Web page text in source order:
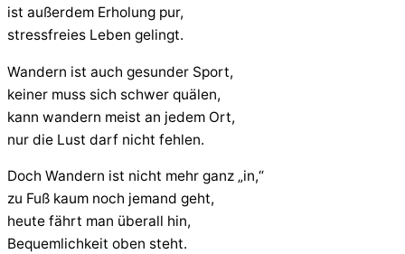
ist außerdem Erholung pur,
stressfreies Leben gelingt.
Wandern ist auch gesunder Sport,
keiner muss sich schwer quälen,
kann wandern meist an jedem Ort,
nur die Lust darf nicht fehlen.
Doch Wandern ist nicht mehr ganz „in,“
zu Fuß kaum noch jemand geht,
heute fährt man überall hin,
Bequemlichkeit oben steht.